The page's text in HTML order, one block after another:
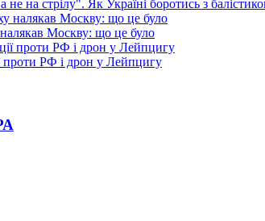
на стрілу". Як Україні боротись з
Москву: що це було
проти РФ і дрон у Лейпцигу